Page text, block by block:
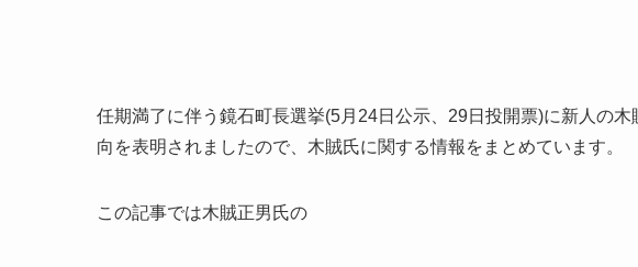
任期満了に伴う鏡石町長選挙(5月24日公示、29日投開票)に新人の
向を表明されましたので、木賊氏に関する情報をまとめています。
この記事では木賊正男氏の